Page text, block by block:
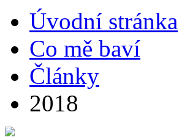
Úvodní stránka
Co mě baví
Články
2018